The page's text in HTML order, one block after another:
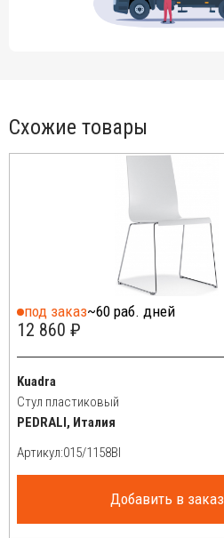
Схожие товары
под заказ~60 раб. дней
12 860 ₽
Kuadra
Стул пластиковый
PEDRALI, Италия
Артикул:
Добавить в заказ